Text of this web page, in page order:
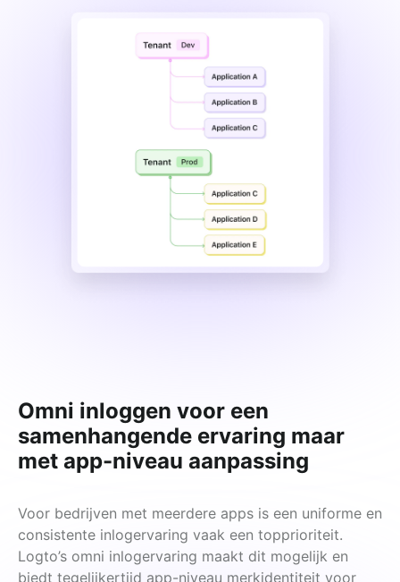
Omni inloggen voor een
samenhangende ervaring maar
met app-niveau aanpassing
Voor bedrijven met meerdere apps is een uniforme en
consistente inlogervaring vaak een topprioriteit.
Logto’s omni inlogervaring maakt dit mogelijk en
biedt tegelijkertijd app-niveau merkidentiteit voor